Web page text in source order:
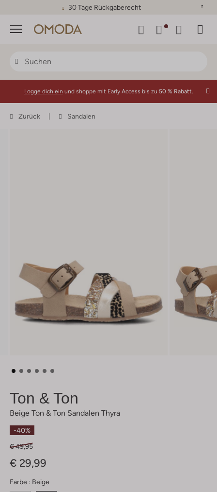
30 Tage Rückgaberecht
Menü
Logge dich ein und shoppe mit Early Access bis zu 50 % Rabatt.
Zurück Sandalen
Ton & Ton
Beige Ton & Ton Sandalen Thyra
-40%
€ 49,95
€ 29,99
Farbe : Beige